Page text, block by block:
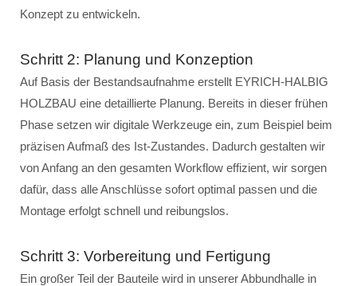
Konzept zu entwickeln.
Schritt 2: Planung und Konzeption
Auf Basis der Bestandsaufnahme erstellt EYRICH-HALBIG
HOLZBAU eine detaillierte Planung. Bereits in dieser frühen
Phase setzen wir digitale Werkzeuge ein, zum Beispiel beim
präzisen Aufmaß des Ist-Zustandes. Dadurch gestalten wir
von Anfang an den gesamten Workflow effizient, wir sorgen
dafür, dass alle Anschlüsse sofort optimal passen und die
Montage erfolgt schnell und reibungslos.
Schritt 3: Vorbereitung und Fertigung
Ein großer Teil der Bauteile wird in unserer Abbundhalle in